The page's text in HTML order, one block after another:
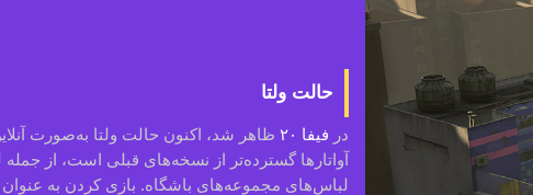
حالت ولتا
در فیفا ۲۰
ظاهر شد، اکنون حالت ولتا به‌صورت
آواتارها گسترده‌تر از نسخه‌های قبلی است، از جمله
لباس‌های مجموعه‌های باشگاه. بازی کردن به عنوان